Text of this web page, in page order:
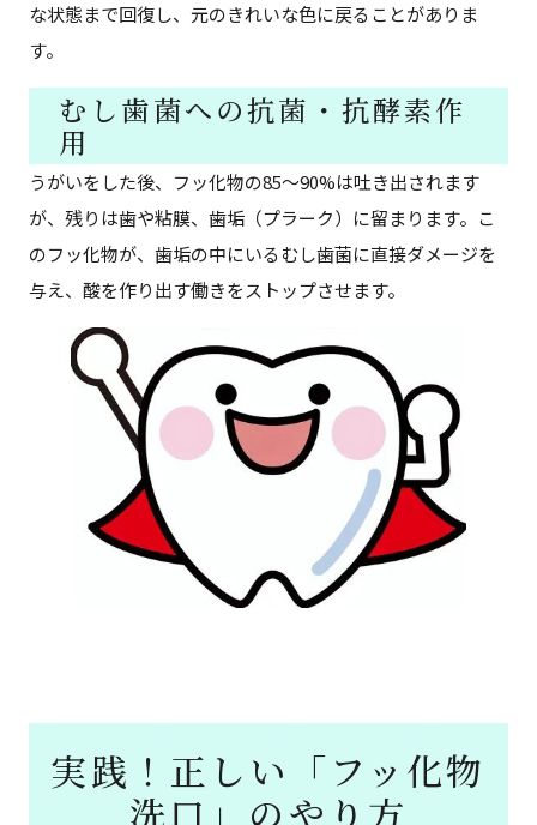
な状態まで回復し、元のきれいな色に戻ることがありま
す。
むし歯菌への抗菌・抗酵素作
用
うがいをした後、フッ化物の85〜90%は吐き出されます
が、残りは歯や粘膜、歯垢（プラーク）に留まります。こ
のフッ化物が、歯垢の中にいるむし歯菌に直接ダメージを
与え、酸を作り出す働きをストップさせます。
実践！正しい「フッ化物
洗口」のやり方